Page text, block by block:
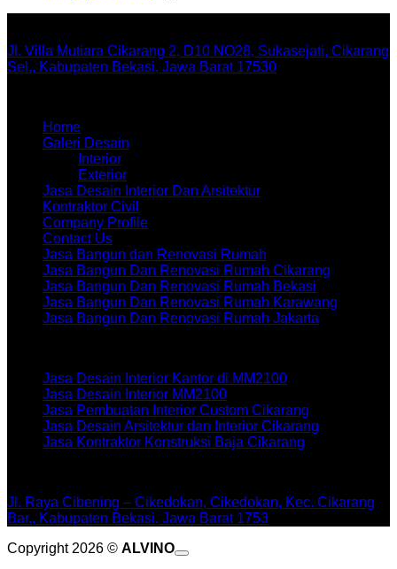
Jl. Villa Mutiara Cikarang 2, D10 NO28, Sukasejati, Cikarang
Sel., Kabupaten Bekasi, Jawa Barat 17530
Home
Galeri Desain
Interior
Exterior
Jasa Desain Interior Dan Arsitektur
Kontraktor Civil
Company Profile
Contact Us
Jasa Bangun dan Renovasi Rumah
Jasa Bangun Dan Renovasi Rumah Cikarang
Jasa Bangun Dan Renovasi Rumah Bekasi
Jasa Bangun Dan Renovasi Rumah Karawang
Jasa Bangun Dan Renovasi Rumah Jakarta
Jasa Desain Interior Kantor di MM2100
Jasa Desain Interior MM2100
Jasa Pembuatan Interior Custom Cikarang
Jasa Desain Arsitektur dan Interior Cikarang
Jasa Kontraktor Konstruksi Baja Cikarang
Jl. Raya Cibening – Cikedokan, Cikedokan, Kec. Cikarang
Bar., Kabupaten Bekasi, Jawa Barat 1753
Copyright 2026 © ALVINO